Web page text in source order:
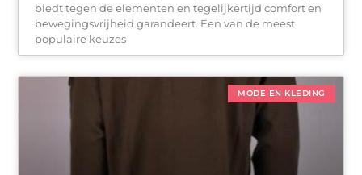
biedt tegen de elementen en tegelijkertijd comfort en
bewegingsvrijheid garandeert. Een van de meest
populaire keuzes
MODE EN KLEDING